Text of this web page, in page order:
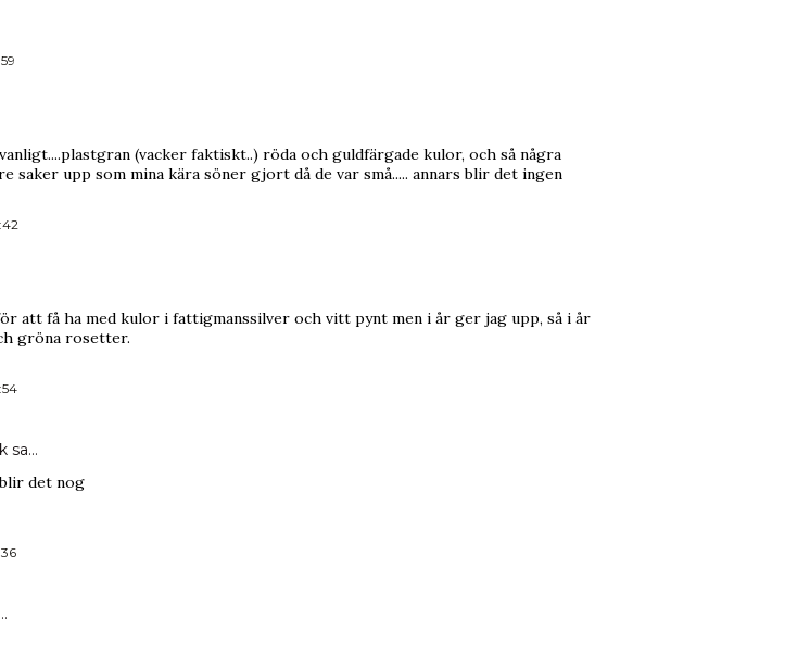
(vacker faktiskt..) röda och guldfärgade kulor, och så några
saker upp som mina kära söner gjort då de var små..... annars blir det ingen
att få ha med kulor i fattigmanssilver och vitt pynt men i år ger jag upp, så i år
gröna rosetter.
sa…
det nog